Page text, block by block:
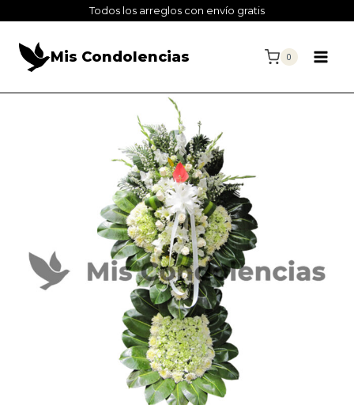
Todos los arreglos con envío gratis
Mis Condolencias 0